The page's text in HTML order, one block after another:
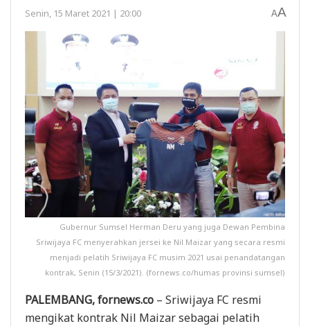
Senin, 15 Maret 2021 | 20:00 AA
Gubernur Sumsel Herman Deru yang juga Dewan Pembina
Sriwijaya FC menyerahkan jersei ke Nil Maizar yang secara resmi
menjadi pelatih Sriwijaya FC musim 2021 usai penandatangan
kontrak, Senin (15/3/2021). (fornews.co/humas provinsi sumsel)
PALEMBANG, fornews.co – Sriwijaya FC resmi
mengikat kontrak Nil Maizar sebagai pelatih